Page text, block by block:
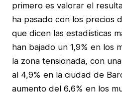
primero es valorar el
ha pasado con los precios
que dicen las estadísticas
han bajado un 1,9% en los
la zona tensionada, con
al 4,9% en la ciudad de
aumento del 6,6% en los